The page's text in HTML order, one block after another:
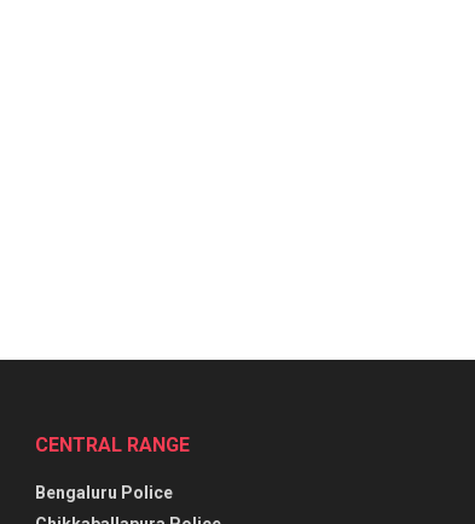
CENTRAL RANGE
Bengaluru Police